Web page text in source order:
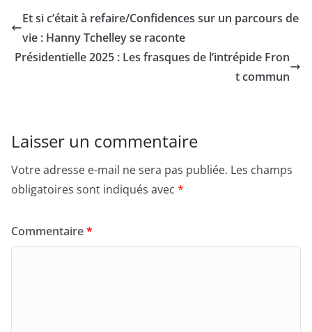
Et si c’était à refaire/Confidences sur un parcours de
vie : Hanny Tchelley se raconte
Présidentielle 2025 : Les frasques de l’intrépide Fron
t commun
Laisser un commentaire
Votre adresse e-mail ne sera pas publiée. Les champs
obligatoires sont indiqués avec *
Commentaire*